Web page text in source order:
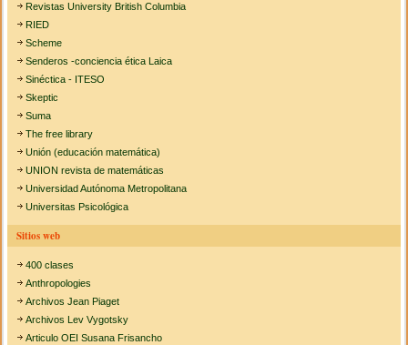
Revistas University British Columbia
RIED
Scheme
Senderos -conciencia ética Laica
Sinéctica - ITESO
Skeptic
Suma
The free library
Unión (educación matemática)
UNION revista de matemáticas
Universidad Autónoma Metropolitana
Universitas Psicológica
Sitios web
400 clases
Anthropologies
Archivos Jean Piaget
Archivos Lev Vygotsky
Articulo OEI Susana Frisancho